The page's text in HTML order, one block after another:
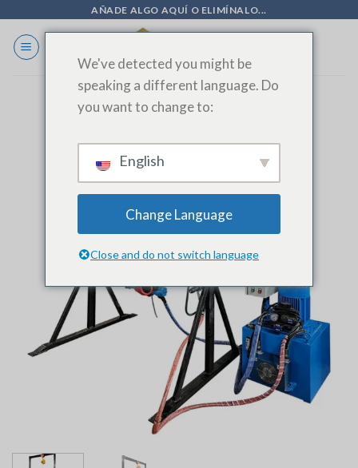
contenido
AÑADE ALGO AQUÍ O ELIMÍNALO...
We've detected you might be
speaking a different language. Do
you want to change to:
English
Change Language
Close and do not switch language